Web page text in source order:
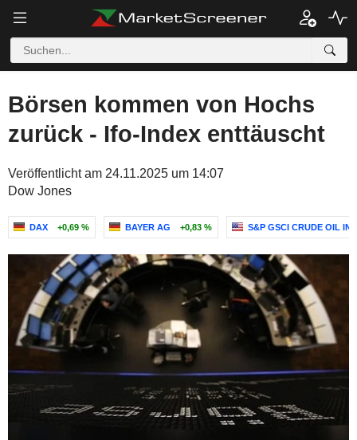
Börsen kommen von Hochs
zurück - Ifo-Index enttäuscht
Veröffentlicht am 24.11.2025 um 14:07
Dow Jones
DAX +0,69 % BAYER AG +0,83 % S&P GSCI CRUDE OIL